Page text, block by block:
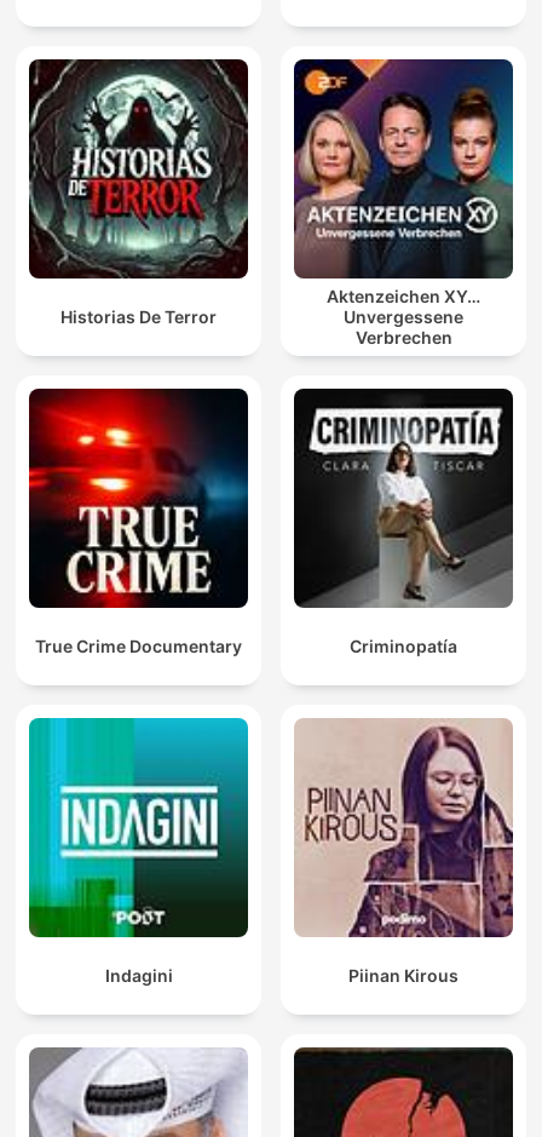
Historias De Terror
Aktenzeichen XY…
Unvergessene
Verbrechen
True Crime Documentary Criminopatía
Indagini Piinan Kirous